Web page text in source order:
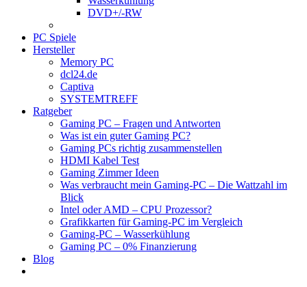
DVD+/-RW
PC Spiele
Hersteller
Memory PC
dcl24.de
Captiva
SYSTEMTREFF
Ratgeber
Gaming PC – Fragen und Antworten
Was ist ein guter Gaming PC?
Gaming PCs richtig zusammenstellen
HDMI Kabel Test
Gaming Zimmer Ideen
Was verbraucht mein Gaming-PC – Die Wattzahl im
Blick
Intel oder AMD – CPU Prozessor?
Grafikkarten für Gaming-PC im Vergleich
Gaming-PC – Wasserkühlung
Gaming PC – 0% Finanzierung
Blog